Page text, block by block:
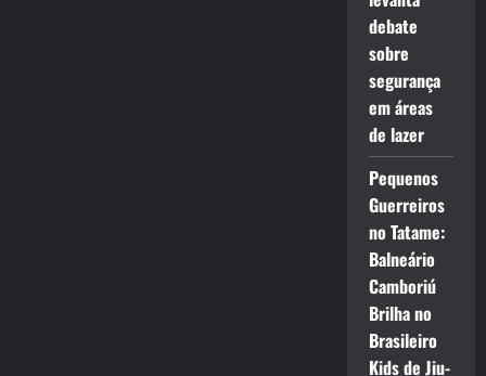
debate
sobre
segurança
em áreas
de lazer
Pequenos
Guerreiros
no Tatame:
Balneário
Camboriú
Brilha no
Brasileiro
Kids de Jiu-